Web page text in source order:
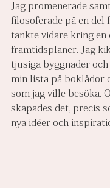
Jag promenerade
filosoferade på en del
tänkte vidare kring en
framtidsplaner. Jag
tjusiga byggnader och
min lista på boklådor
som jag ville besöka.
skapades det, precis
nya idéer och